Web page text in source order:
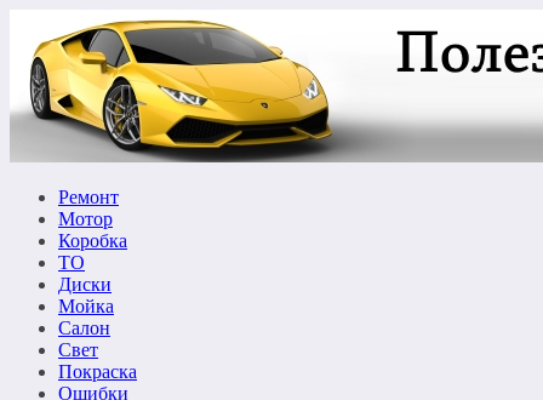
содержимому
Ремонт
Мотор
Коробка
ТО
Диски
Мойка
Салон
Свет
Покраска
Ошибки